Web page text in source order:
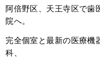
阿倍野区、天王寺区で歯
院へ。
完全個室と最新の医療機
科、